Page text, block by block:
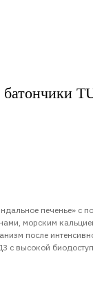
печенье» с
морским
после
с высокой